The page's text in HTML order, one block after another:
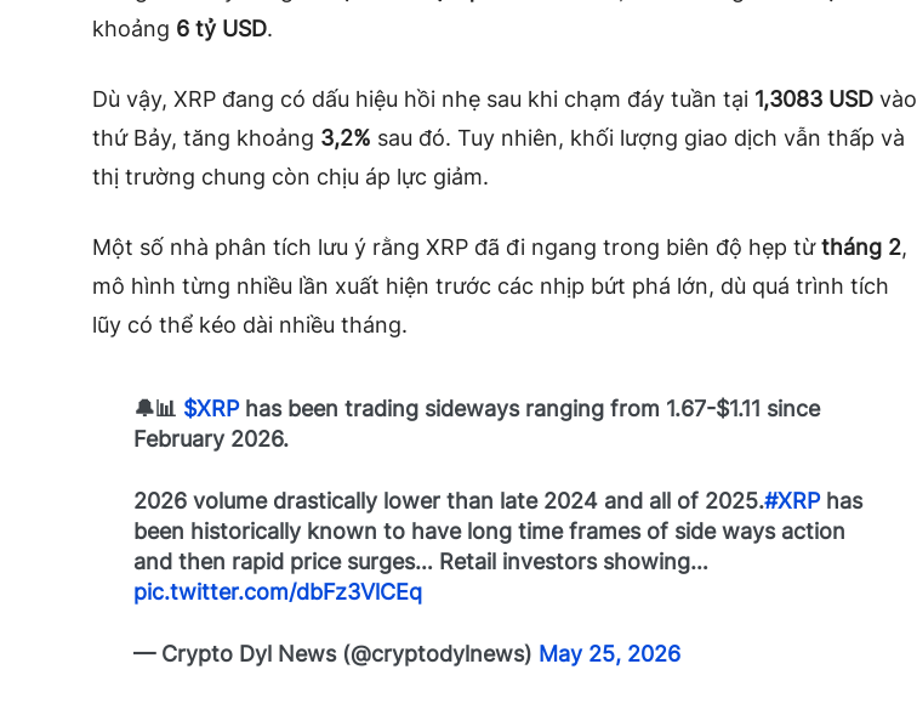
khoảng 6 tỷ USD.
Dù vậy, XRP đang có dấu hiệu hồi nhẹ sau khi chạm đáy tuần tại 1,3083 USD vào
thứ Bảy, tăng khoảng 3,2% sau đó. Tuy nhiên, khối lượng giao dịch vẫn thấp và
thị trường chung còn chịu áp lực giảm.
Một số nhà phân tích lưu ý rằng XRP đã đi ngang trong biên độ hẹp từtháng 2,
mô hình từng nhiều lần xuất hiện trước các nhịp bứt phá lớn, dù quá trình tích
lũy có thể kéo dài nhiều tháng.
🔔📊 $XRPhas been trading sideways ranging from 1.67-$1.11 since
February 2026.
2026 volume drastically lower than late 2024 and all of 2025.#XRPhas
been historically known to have long time frames of side ways action
and then rapid price surges… Retail investors showing…
pic.twitter.com/dbFz3VlCEq
— Crypto Dyl News (@cryptodylnews) May 25, 2026